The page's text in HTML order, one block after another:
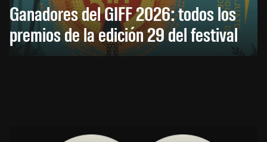
Ganadores del GIFF 2026: todos los
premios de la edición 29 del festival